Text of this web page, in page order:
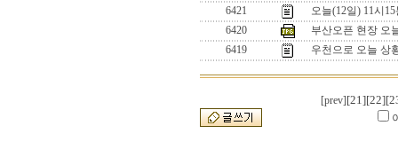
6421
오늘(12일) 11시
6420
부산오픈 현장 오
6419
우천으로 오늘 상
[prev] [21][22]